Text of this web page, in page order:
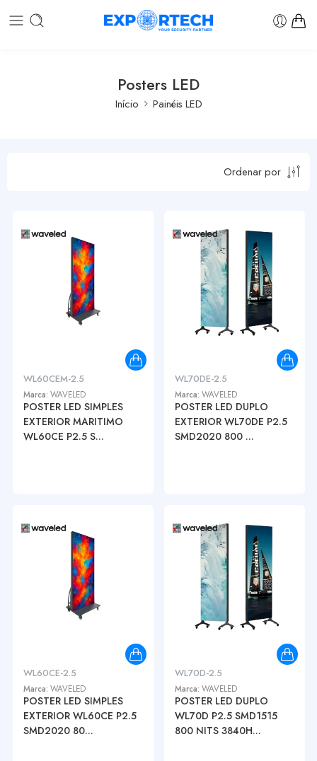
Posters LED
Início Painéis LED
Ordenar por
WL60CEM-2.5
Marca: WAVELED
POSTER LED SIMPLES
EXTERIOR MARITIMO
WL60CE P2.5 S...
WL70DE-2.5
Marca: WAVELED
POSTER LED DUPLO
EXTERIOR WL70DE P2.5
SMD2020 800 ...
WL60CE-2.5
Marca: WAVELED
POSTER LED SIMPLES
EXTERIOR WL60CE P2.5
SMD2020 80...
WL70D-2.5
Marca: WAVELED
POSTER LED DUPLO
WL70D P2.5 SMD1515
800 NITS 3840H...